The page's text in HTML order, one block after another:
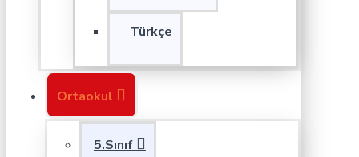
Türkçe
Ortaokul
5.Sınıf